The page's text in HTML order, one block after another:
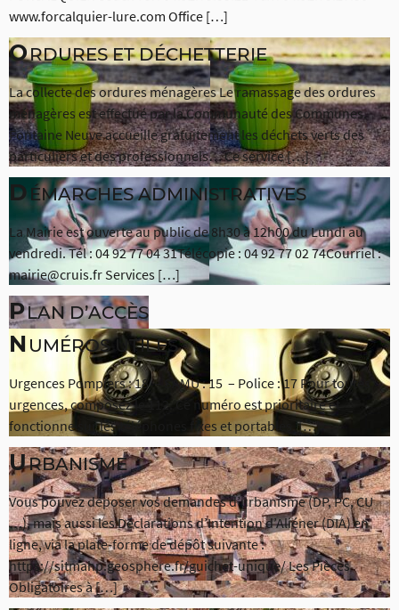
www.forcalquier-lure.com Office […]
ORDURES ET DÉCHETTERIE
La collecte des ordures ménagères Le ramassage des ordures
ménagères est effectué par la Communauté des Communes.
Fontaine Neuve accueille gratuitement les déchets verts des
particuliers et des professionnels… Ce service […]
D ÉMARCHES ADMINISTRATIVES
La Mairie est ouverte au public de 8h30 à 12h00 du Lundi au
vendredi. Tél : 04 92 77 04 31Télécopie : 04 92 77 02 74Courriel :
mairie@cruis.fr Services […]
PLAN D’ACCÈS
N UMÉROS UTILES
Urgences Pompiers : 18 – SAMU : 15 – Police : 17 Pour toutes
urgences, composez le 112. Ce numéro est prioritaire et
fonctionne sur les téléphones fixes et portables. […]
URBANISME
Vous pouvez déposer vos demandes d’urbanisme (DP, PC, CU
…), mais aussi les Déclarations d’Intention d’Aliéner (DIA) en
ligne, via la plate-forme de dépôt suivante :
https://sitmahp.geosphere.fr/guichet-unique/ Les Pièces
Obligatoires à […]